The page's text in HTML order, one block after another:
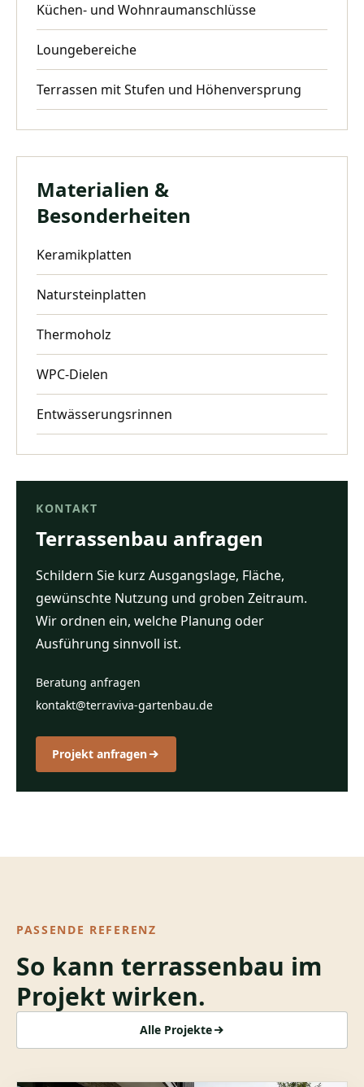
Küchen- und Wohnraumanschlüsse
Loungebereiche
Terrassen mit Stufen und Höhenversprung
Materialien &
Besonderheiten
Keramikplatten
Natursteinplatten
Thermoholz
WPC-Dielen
Entwässerungsrinnen
KONTAKT
Terrassenbau anfragen
Schildern Sie kurz Ausgangslage, Fläche,
gewünschte Nutzung und groben Zeitraum.
Wir ordnen ein, welche Planung oder
Ausführung sinnvoll ist.
Beratung anfragen
kontakt@terraviva-gartenbau.de
Projekt anfragen
PASSENDE REFERENZ
So kann terrassenbau im
Projekt wirken.
Alle Projekte